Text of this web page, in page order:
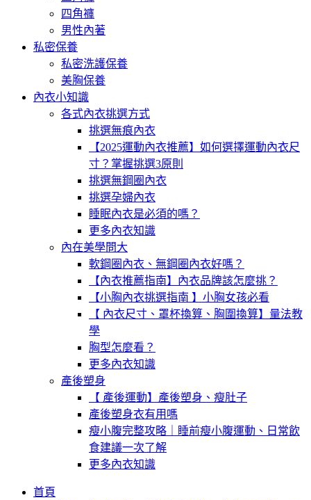
四角褲
男性內著
私密保養
私密洗護保養
美胸保養
內衣小知識
各式內衣挑選方式
挑選無痕內衣
【2025運動內衣推薦】如何選擇運動內衣尺
寸？掌握挑選3原則
挑選無鋼圈內衣
挑選孕婦內衣
睡眠內衣是必須的嗎？
更多內衣知識
內在美學問大
軟鋼圈內衣、無鋼圈內衣好嗎？
【內衣推薦指南】內衣品牌該怎麼挑？
【小胸內衣挑選指南 】小胸女孩必看
【 內衣尺寸、罩杯換算、胸圍換算】量法教
學
胸型怎麼看？
更多內衣知識
產後塑身
【 產後運動】產後塑身、瘦肚子
產後塑身衣有用嗎
瘦小腹完整攻略｜睡前瘦小腹運動、日常飲
食建議一次了解
更多內衣知識
首頁